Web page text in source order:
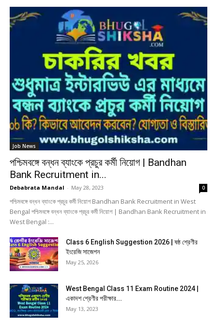
Job News
পশ্চিমবঙ্গে বন্ধন ব্যাংকে প্রচুর কর্মী নিয়োগ | Bandhan
Bank Recruitment in...
Debabrata Mandal - May 28, 2023 0
পশ্চিমবঙ্গে বন্ধন ব্যাংকে প্রচুর কর্মী নিয়োগ Bandhan Bank Recruitment in West
Bengal পশ্চিমবঙ্গে বন্ধন ব্যাংকে প্রচুর কর্মী নিয়োগ | Bandhan Bank Recruitment in
West Bengal :...
Class 6 English Suggestion 2026 | ষষ্ঠ শ্রেণীর
ইংরেজি সাজেশন
May 25, 2026
West Bengal Class 11 Exam Routine 2024 |
একাদশ শ্রেণীর পরীক্ষার...
May 13, 2023